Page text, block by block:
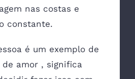
nas costas e
constante.
é um exemplo de
amor , significa